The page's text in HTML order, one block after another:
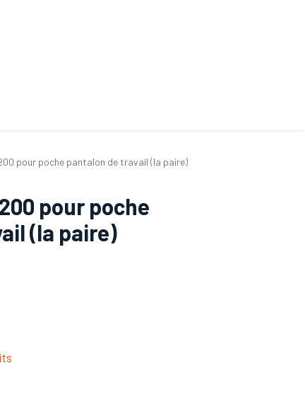
pour poche pantalon de travail (la paire)
pour poche
(la paire)